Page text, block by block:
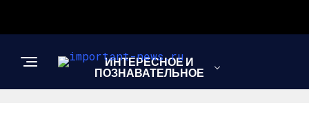
ИНТЕРЕСНОЕ И
ПОЗНАВАТЕЛЬНОЕ